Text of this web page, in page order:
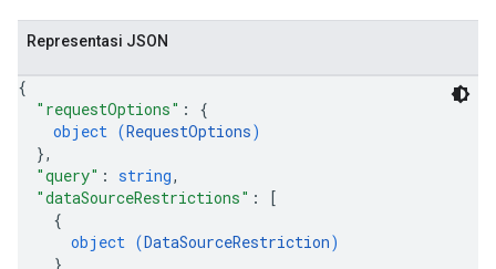
Representasi JSON
{
"requestOptions" : {
object (RequestOptions)
},
"query" : string,
"dataSourceRestrictions" :
[
{
object (DataSourceRestriction)
}